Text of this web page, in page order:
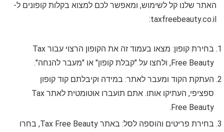
האתר שלנו קל לשימוש, ומאפשר לכם למצוא בקלות קופונים ל-
taxfreebeauty.co.il:
בחירת קופון: מצאו בעמוד זה את הקופון הרצוי עבור Tax
Free Beauty, ולחצו על "קבלת קופון" או "מעבר להנחה".
העתקת הקוד ומעבר לאתר: במידה וקיבלתם קוד קופון
ספציפי, העתיקו אותו. אתם תועברו אוטומטית לאתר Tax
Free Beauty.
בחירת פריטים והוספה לסל: באתר Tax Free Beauty, בחרו